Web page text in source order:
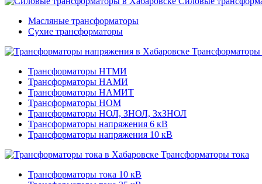
Масляные трансформаторы
Сухие трансформаторы
Трансформаторы НТМИ
Трансформаторы НАМИ
Трансформаторы НАМИТ
Трансформаторы НОМ
Трансформаторы НОЛ, ЗНОЛ, 3хЗНОЛ
Трансформаторы напряжения 6 кВ
Трансформаторы напряжения 10 кВ
Трансформаторы тока
Трансформаторы тока 10 кВ